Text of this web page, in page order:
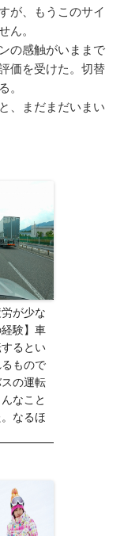
が、もうこのサイ
ん。
の感触がいままで
価を受けた。切替
。
、まだまだいまい
労が少な
験】車
るとい
もので
の運転
なこと
なるほ